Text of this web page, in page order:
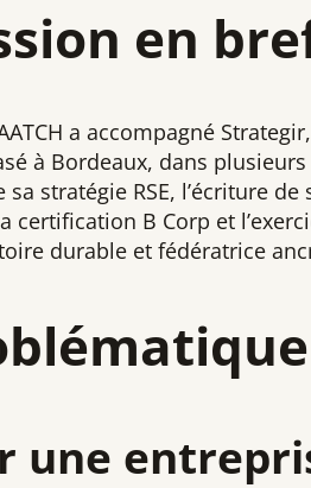
en
a accompagné
à Bordeaux, dans plusieurs
stratégie RSE, l’écriture
certification B Corp et
durable et fédératrice
une